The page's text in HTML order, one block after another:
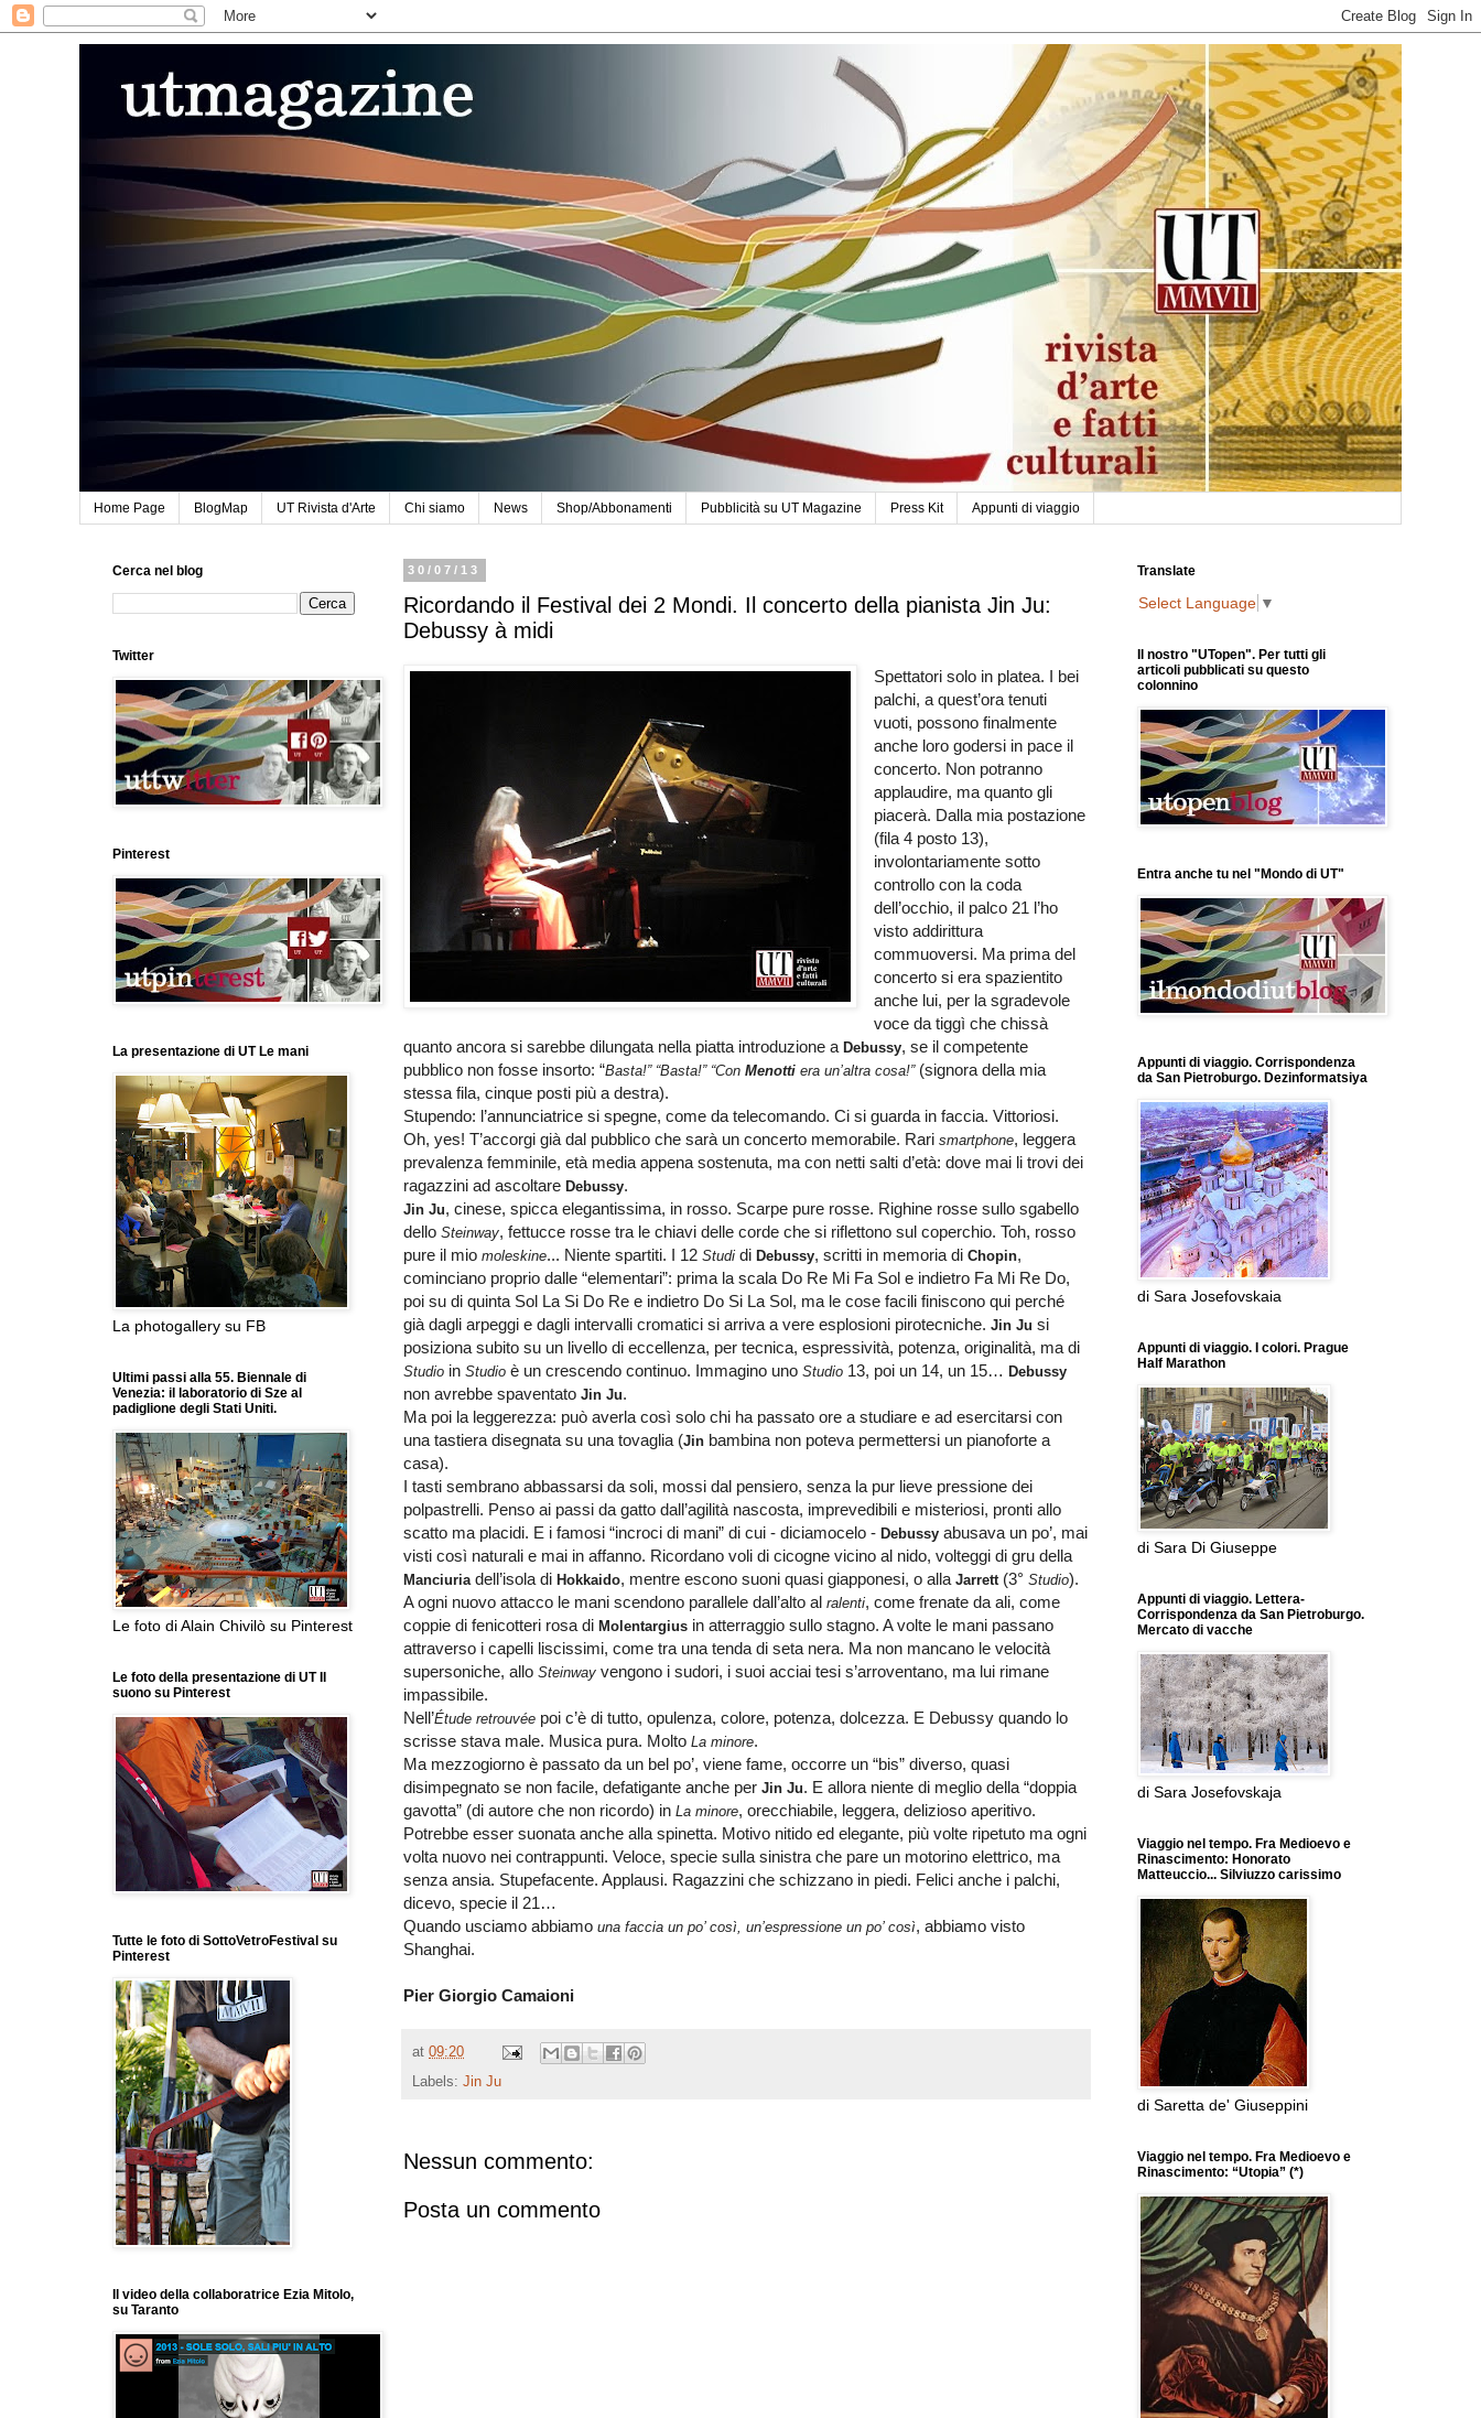
Home Page BlogMap UT Rivista d'Arte Chi siamo News Shop/Abbonamenti Pubblicità su UT Magazine Press Kit Appunti di viaggio
30/07/13
Ricordando il Festival dei 2 Mondi. Il concerto della pianista Jin Ju:
Debussy à midi
Spettatori solo in platea. I bei
palchi, a quest’ora tenuti
vuoti, possono finalmente
anche loro godersi in pace il
concerto. Non potranno
applaudire, ma quanto gli
piacerà. Dalla mia postazione
(fila 4 posto 13),
involontariamente sotto
controllo con la coda
dell’occhio, il palco 21 l’ho
visto addirittura
commuoversi. Ma prima del
concerto si era spazientito
anche lui, per la sgradevole
voce da tiggì che chissà
quanto ancora si sarebbe dilungata nella piatta introduzione a Debussy, se il competente
pubblico non fosse insorto: “Basta!” “Basta!” “Con Menotti era un’altra cosa!” (signora della mia
stessa fila, cinque posti più a destra).
Stupendo: l’annunciatrice si spegne, come da telecomando. Ci si guarda in faccia. Vittoriosi.
Oh, yes! T’accorgi già dal pubblico che sarà un concerto memorabile. Rari smartphone, leggera
prevalenza femminile, età media appena sostenuta, ma con netti salti d’età: dove mai li trovi dei
ragazzini ad ascoltare Debussy.
Jin Ju, cinese, spicca elegantissima, in rosso. Scarpe pure rosse. Righine rosse sullo sgabello
dello Steinway, fettucce rosse tra le chiavi delle corde che si riflettono sul coperchio. Toh, rosso
pure il mio moleskine... Niente spartiti. I 12 Studi di Debussy, scritti in memoria di Chopin,
cominciano proprio dalle “elementari”: prima la scala Do Re Mi Fa Sol e indietro Fa Mi Re Do,
poi su di quinta Sol La Si Do Re e indietro Do Si La Sol, ma le cose facili finiscono qui perché
già dagli arpeggi e dagli intervalli cromatici si arriva a vere esplosioni pirotecniche. Jin Ju si
posiziona subito su un livello di eccellenza, per tecnica, espressività, potenza, originalità, ma di
Studio in Studio è un crescendo continuo. Immagino uno Studio 13, poi un 14, un 15… Debussy
non avrebbe spaventato Jin Ju.
Ma poi la leggerezza: può averla così solo chi ha passato ore a studiare e ad esercitarsi con
una tastiera disegnata su una tovaglia (Jin bambina non poteva permettersi un pianoforte a
casa).
I tasti sembrano abbassarsi da soli, mossi dal pensiero, senza la pur lieve pressione dei
polpastrelli. Penso ai passi da gatto dall’agilità nascosta, imprevedibili e misteriosi, pronti allo
scatto ma placidi. E i famosi “incroci di mani” di cui - diciamocelo - Debussy abusava un po’, mai
visti così naturali e mai in affanno. Ricordano voli di cicogne vicino al nido, volteggi di gru della
Manciuria dell’isola di Hokkaido, mentre escono suoni quasi giapponesi, o alla Jarrett (3° Studio).
A ogni nuovo attacco le mani scendono parallele dall’alto al ralenti, come frenate da ali, come
coppie di fenicotteri rosa di Molentargius in atterraggio sullo stagno. A volte le mani passano
attraverso i capelli liscissimi, come tra una tenda di seta nera. Ma non mancano le velocità
supersoniche, allo Steinway vengono i sudori, i suoi acciai tesi s’arroventano, ma lui rimane
impassibile.
Nell’Étude retrouvée poi c’è di tutto, opulenza, colore, potenza, dolcezza. E Debussy quando lo
scrisse stava male. Musica pura. Molto La minore.
Ma mezzogiorno è passato da un bel po’, viene fame, occorre un “bis” diverso, quasi
disimpegnato se non facile, defatigante anche per Jin Ju. E allora niente di meglio della “doppia
gavotta” (di autore che non ricordo) in La minore, orecchiabile, leggera, delizioso aperitivo.
Potrebbe esser suonata anche alla spinetta. Motivo nitido ed elegante, più volte ripetuto ma ogni
volta nuovo nei contrappunti. Veloce, specie sulla sinistra che pare un motorino elettrico, ma
senza ansia. Stupefacente. Applausi. Ragazzini che schizzano in piedi. Felici anche i palchi,
dicevo, specie il 21…
Quando usciamo abbiamo una faccia un po’ così, un’espressione un po’ così, abbiamo visto
Shanghai.
Pier Giorgio Camaioni
at 09:20
Labels: Jin Ju
Nessun commento:
Posta un commento
Cerca nel blog
Twitter
Pinterest
La presentazione di UT Le mani
La photogallery su FB
Ultimi passi alla 55. Biennale di
Venezia: il laboratorio di Sze al
padiglione degli Stati Uniti.
Le foto di Alain Chivilò su Pinterest
Le foto della presentazione di UT Il
suono su Pinterest
Tutte le foto di SottoVetroFestival su
Pinterest
Il video della collaboratrice Ezia Mitolo,
su Taranto
Translate
Select Language ▼
Il nostro "UTopen". Per tutti gli
articoli pubblicati su questo
colonnino
Entra anche tu nel "Mondo di UT"
Appunti di viaggio. Corrispondenza
da San Pietroburgo. Dezinformatsiya
di Sara Josefovskaia
Appunti di viaggio. I colori. Prague
Half Marathon
di Sara Di Giuseppe
Appunti di viaggio. Lettera-
Corrispondenza da San Pietroburgo.
Mercato di vacche
di Sara Josefovskaja
Viaggio nel tempo. Fra Medioevo e
Rinascimento: Honorato
Matteuccio... Silviuzzo carissimo
di Saretta de' Giuseppini
Viaggio nel tempo. Fra Medioevo e
Rinascimento: “Utopia” (*)